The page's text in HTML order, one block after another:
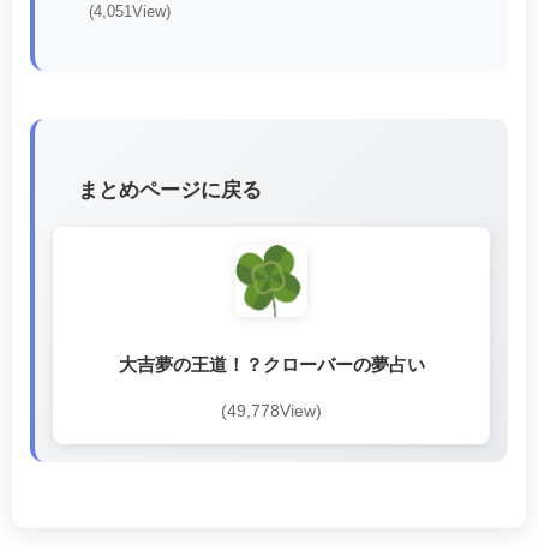
(4,051View)
まとめページに戻る
大吉夢の王道！？クローバーの夢占い
(49,778View)